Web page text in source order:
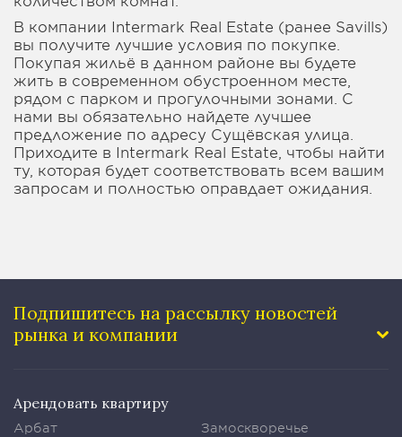
В компании Intermark Real Estate (ранее Savills)
вы получите лучшие условия по покупке.
Покупая жильё в данном районе вы будете
жить в современном обустроенном месте,
рядом с парком и прогулочными зонами. С
нами вы обязательно найдете лучшее
предложение по адресу Сущёвская улица.
Приходите в Intermark Real Estate, чтобы найти
ту, которая будет соответствовать всем вашим
запросам и полностью оправдает ожидания.
Подпишитесь на рассылку новостей
рынка и компании
Арендовать квартиру
Арбат
Замоскворечье